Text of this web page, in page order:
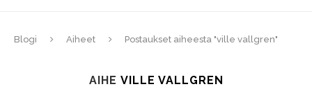
Blogi Aiheet Postaukset aiheesta "ville vallgren"
AIHE VILLE VALLGREN